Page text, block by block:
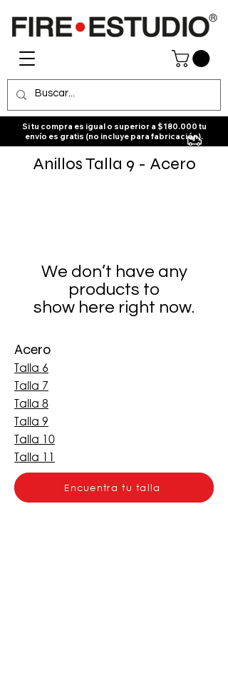
Si tu compra es igual o superior a $180.000 tu
envío es gratis (no incluye para fabricación).
Anillos Talla 9 - Acero
We don’t have any
products to
show here right now.
Acero
Talla 6
Talla 7
Talla 8
Talla 9
Talla 10
Talla 11
Encuentra tu talla